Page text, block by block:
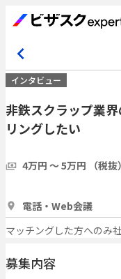
インタビュー
非鉄スクラップ業
リングしたい
4万円 〜 5万円 （税抜）
電話・Web会議
マッチングした方へのみ
募集内容